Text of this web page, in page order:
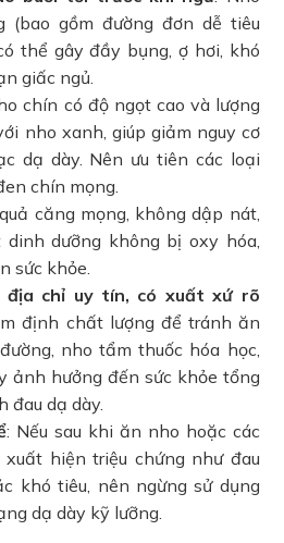
(bao gồm đường đơn dễ tiêu
thể gây đầy bụng, ợ hơi, khó
giấc ngủ.
chín có độ ngọt cao và lượng
nho xanh, giúp giảm nguy cơ
dạ dày. Nên ưu tiên các loại
chín mọng.
quả căng mọng, không dập nát,
dưỡng không bị oxy hóa,
sức khỏe.
địa chỉ uy tín, có xuất xứ rõ
định chất lượng để tránh ăn
nho tẩm thuốc hóa học,
ảnh hưởng đến sức khỏe tổng
đau dạ dày.
: Nếu sau khi ăn nho hoặc các
hiện triệu chứng như đau
khó tiêu, nên ngừng sử dụng
dạ dày kỹ lưỡng.